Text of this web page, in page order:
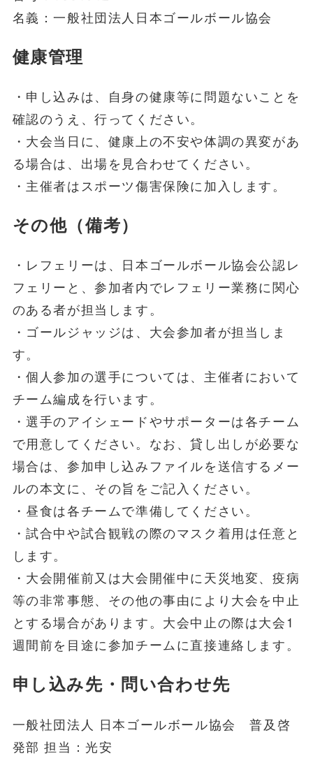
名義：一般社団法人日本ゴールボール協会
健康管理
・申し込みは、自身の健康等に問題ないことを
確認のうえ、行ってください。
・大会当日に、健康上の不安や体調の異変があ
る場合は、出場を見合わせてください。
・主催者はスポーツ傷害保険に加入します。
その他（備考）
・レフェリーは、日本ゴールボール協会公認レ
フェリーと、参加者内でレフェリー業務に関心
のある者が担当します。
・ゴールジャッジは、大会参加者が担当しま
す。
・個人参加の選手については、主催者において
チーム編成を行います。
・選手のアイシェードやサポーターは各チーム
で用意してください。なお、貸し出しが必要な
場合は、参加申し込みファイルを送信するメー
ルの本文に、その旨をご記入ください。
・昼食は各チームで準備してください。
・試合中や試合観戦の際のマスク着用は任意と
します。
・大会開催前又は大会開催中に天災地変、疫病
等の非常事態、その他の事由により大会を中止
とする場合があります。大会中止の際は大会1
週間前を目途に参加チームに直接連絡します。
申し込み先・問い合わせ先
一般社団法人 日本ゴールボール協会 普及啓
発部 担当：光安